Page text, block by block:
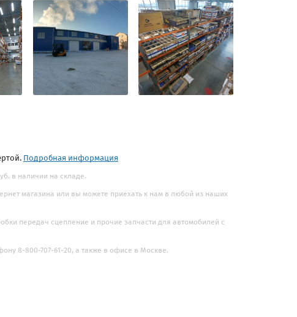
Подробная информация
в наличии на складе.
магазина или вы можете приехать к нам в любой из наших
передач сцепление и прочие запчасти для автомобилей с
8-800-707-61-20, а также в офисе в Москве.